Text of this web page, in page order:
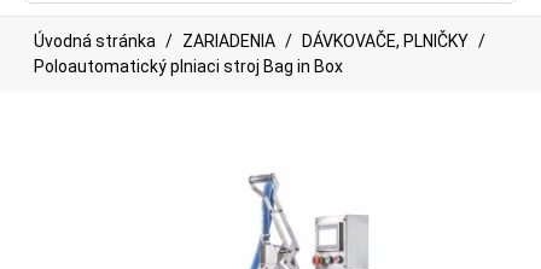
Úvodná stránka ZARIADENIA
DÁVKOVAČE, PLNIČKY
Poloautomatický plniaci stroj Bag in Box